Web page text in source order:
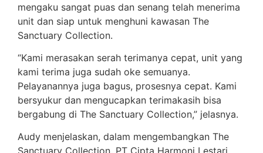
mengaku sangat puas dan senang telah menerima
unit dan siap untuk menghuni kawasan The
Sanctuary Collection.
“Kami merasakan serah terimanya cepat, unit yang
kami terima juga sudah oke semuanya.
Pelayanannya juga bagus, prosesnya cepat. Kami
bersyukur dan mengucapkan terimakasih bisa
bergabung di The Sanctuary Collection,” jelasnya.
Audy menjelaskan, dalam mengembangkan The